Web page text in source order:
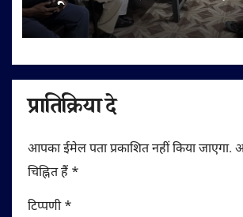
अपील
प्रातिक्रिया दे
आपका ईमेल पता प्रकाशित नहीं किया जाएगा.
चिह्नित हैं *
टिप्पणी*